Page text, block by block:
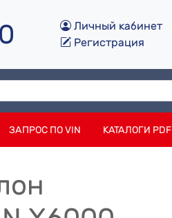
Личный кабинет
Регистрация
ЗАПРОС ПО VIN КАТАЛОГИ PDF